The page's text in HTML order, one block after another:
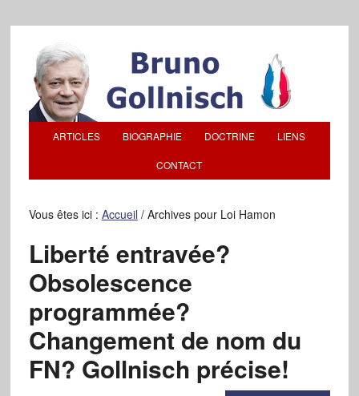
ARTICLES BIOGRAPHIE DOCTRINE LIENS
CONTACT
Vous êtes ici : Accueil /Archives pour Loi Hamon
Liberté entravée?
Obsolescence
programmée?
Changement de nom du
FN? Gollnisch précise!